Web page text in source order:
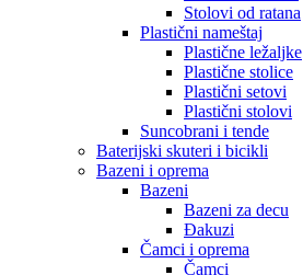
Stolovi od ratana
Plastični nameštaj
Plastične ležaljke
Plastične stolice
Plastični setovi
Plastični stolovi
Suncobrani i tende
Baterijski skuteri i bicikli
Bazeni i oprema
Bazeni
Bazeni za decu
Đakuzi
Čamci i oprema
Čamci